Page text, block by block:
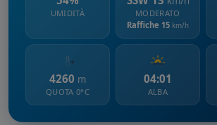
UMIDITÀ
MODERATO
Raffiche 15 km/h
4260 m
QUOTA 0°C
04:01
ALBA